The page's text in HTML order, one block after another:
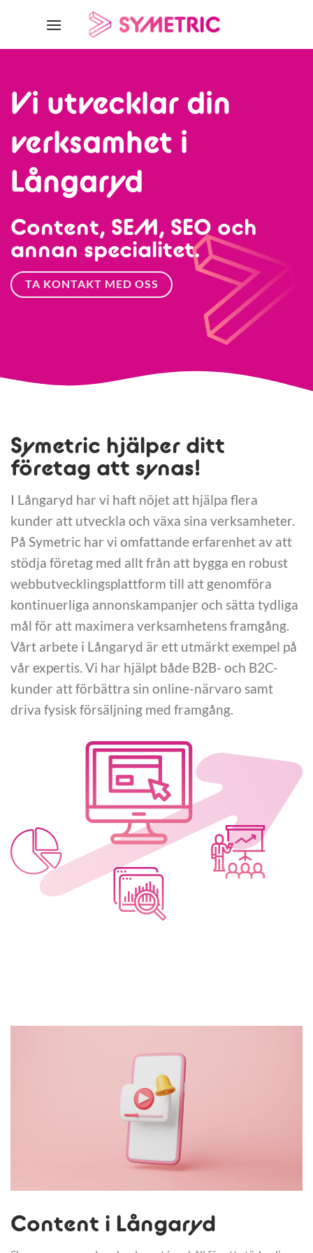
Vi utvecklar din
verksamhet i
Långaryd
Content, SEM, SEO och
annan specialitet.
TA KONTAKT MED OSS
Symetric hjälper ditt
företag att synas!
I Långaryd har vi haft nöjet att hjälpa flera
kunder att utveckla och växa sina verksamheter.
På Symetric har vi omfattande erfarenhet av att
stödja företag med allt från att bygga en robust
webbutvecklingsplattform till att genomföra
kontinuerliga annonskampanjer och sätta tydliga
mål för att maximera verksamhetens framgång.
Vårt arbete i Långaryd är ett utmärkt exempel på
vår expertis. Vi har hjälpt både B2B- och B2C-
kunder att förbättra sin online-närvaro samt
driva fysisk försäljning med framgång.
Content i Långaryd